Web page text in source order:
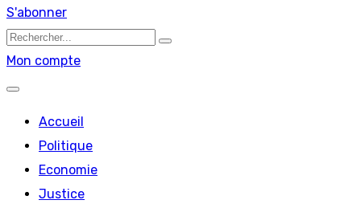
S'abonner
Mon compte
Accueil
Politique
Economie
Justice